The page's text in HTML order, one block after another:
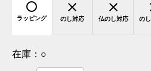
ラッピング のし対応 仏のし対応 の
在庫： ○